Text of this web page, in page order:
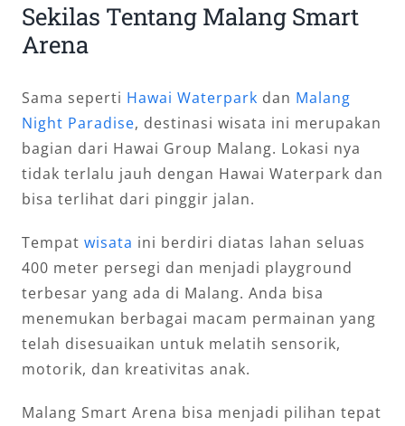
Sekilas Tentang Malang Smart
Arena
Sama seperti Hawai Waterpark dan Malang
Night Paradise, destinasi wisata ini merupakan
bagian dari Hawai Group Malang. Lokasi nya
tidak terlalu jauh dengan Hawai Waterpark dan
bisa terlihat dari pinggir jalan.
Tempat wisata ini berdiri diatas lahan seluas
400 meter persegi dan menjadi playground
terbesar yang ada di Malang. Anda bisa
menemukan berbagai macam permainan yang
telah disesuaikan untuk melatih sensorik,
motorik, dan kreativitas anak.
Malang Smart Arena bisa menjadi pilihan tepat